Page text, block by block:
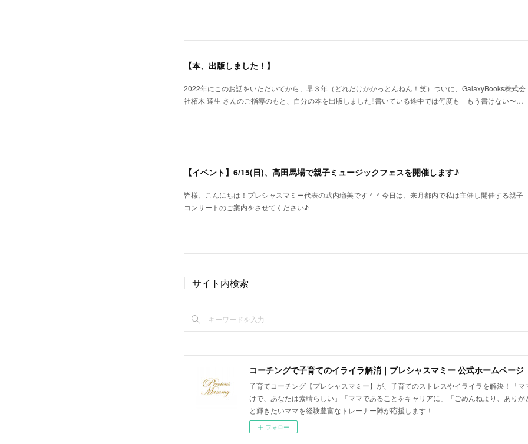
【本、出版しました！】
2022年にこのお話をいただいてから、早３年（どれだけかかっとんねん！笑）ついに、GalaxyBooks株式会
社栢木 達生 さんのご指導のもと、自分の本を出版しました‼️書いている途中では何度も「もう書けない〜…
【イベント】6/15(日)、高田馬場で親子ミュージックフェスを開催します♪
皆様、こんにちは！プレシャスマミー代表の武内瑠美です＾＾今日は、来月都内で私は主催し開催する親子
コンサートのご案内をさせてください♪
サイト内検索
コーチングで子育てのイライラ解消｜プレシャスマミー 公式ホームページ
子育てコーチング【プレシャスマミー】が、子育てのストレスやイライラを解決！「
けで、あなたは素晴らしい」「ママであることをキャリアに」「ごめんねより、ありが
と輝きたいママを経験豊富なトレーナー陣が応援します！
フォロー